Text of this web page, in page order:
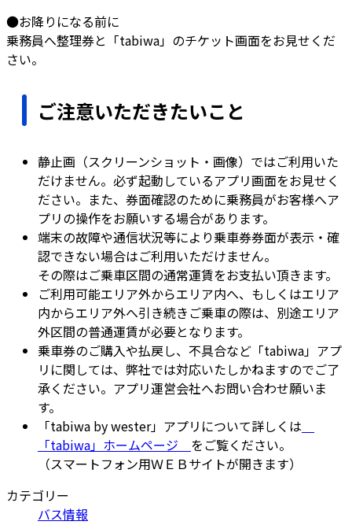
●お降りになる前に
乗務員へ整理券と「tabiwa」のチケット画面をお見せくだ
さい。
ご注意いただきたいこと
静止画（スクリーンショット・画像）ではご利用いた
だけません。必ず起動しているアプリ画面をお見せく
ださい。また、券面確認のために乗務員がお客様へア
プリの操作をお願いする場合があります。
端末の故障や通信状況等により乗車券券面が表示・確
認できない場合はご利用いただけません。
その際はご乗車区間の通常運賃をお支払い頂きます。
ご利用可能エリア外からエリア内へ、もしくはエリア
内からエリア外へ引き続きご乗車の際は、別途エリア
外区間の普通運賃が必要となります。
乗車券のご購入や払戻し、不具合など「tabiwa」アプ
リに関しては、弊社では対応いたしかねますのでご了
承ください。アプリ運営会社へお問い合わせ願いま
す。
「tabiwa by wester」アプリについて詳しくは
「tabiwa」ホームページ をご覧ください。
（スマートフォン用ＷＥＢサイトが開きます）
カテゴリー
バス情報